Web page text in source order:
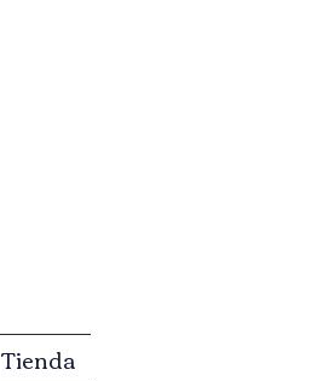
Tienda